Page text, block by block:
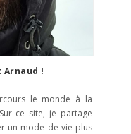
Arnaud !
le monde à la
ce site, je partage
un mode de vie plus